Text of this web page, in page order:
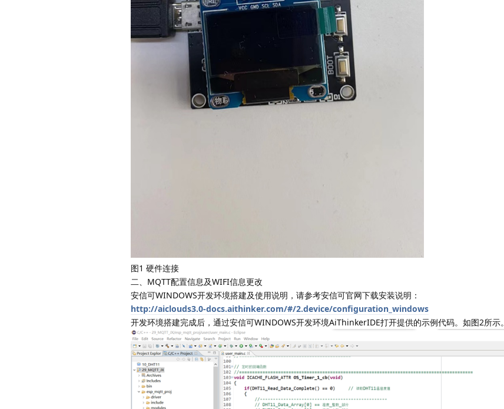
图1 硬件连接
二、MQTT配置信息及WIFI信息更改
安信可WINDOWS开发环境搭建及使用说明，请参考安信可官网下载安装说明：
http://aiclouds3.0-docs.aithinker.com/#/2.device/configuration_windows
开发环境搭建完成后，通过安信可WINDOWS开发环境AiThinkerIDE打开提供的示例代码。如图2所示。